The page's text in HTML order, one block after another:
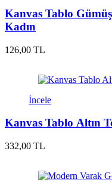
Kanvas Tablo
Kadın
126,00 TL
İncele
Kanvas Tablo Altın
332,00 TL